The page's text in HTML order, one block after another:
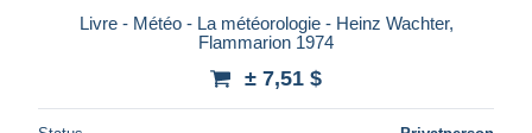
Livre - Météo - La météorologie - Heinz Wachter,
Flammarion 1974
± 7,51 $